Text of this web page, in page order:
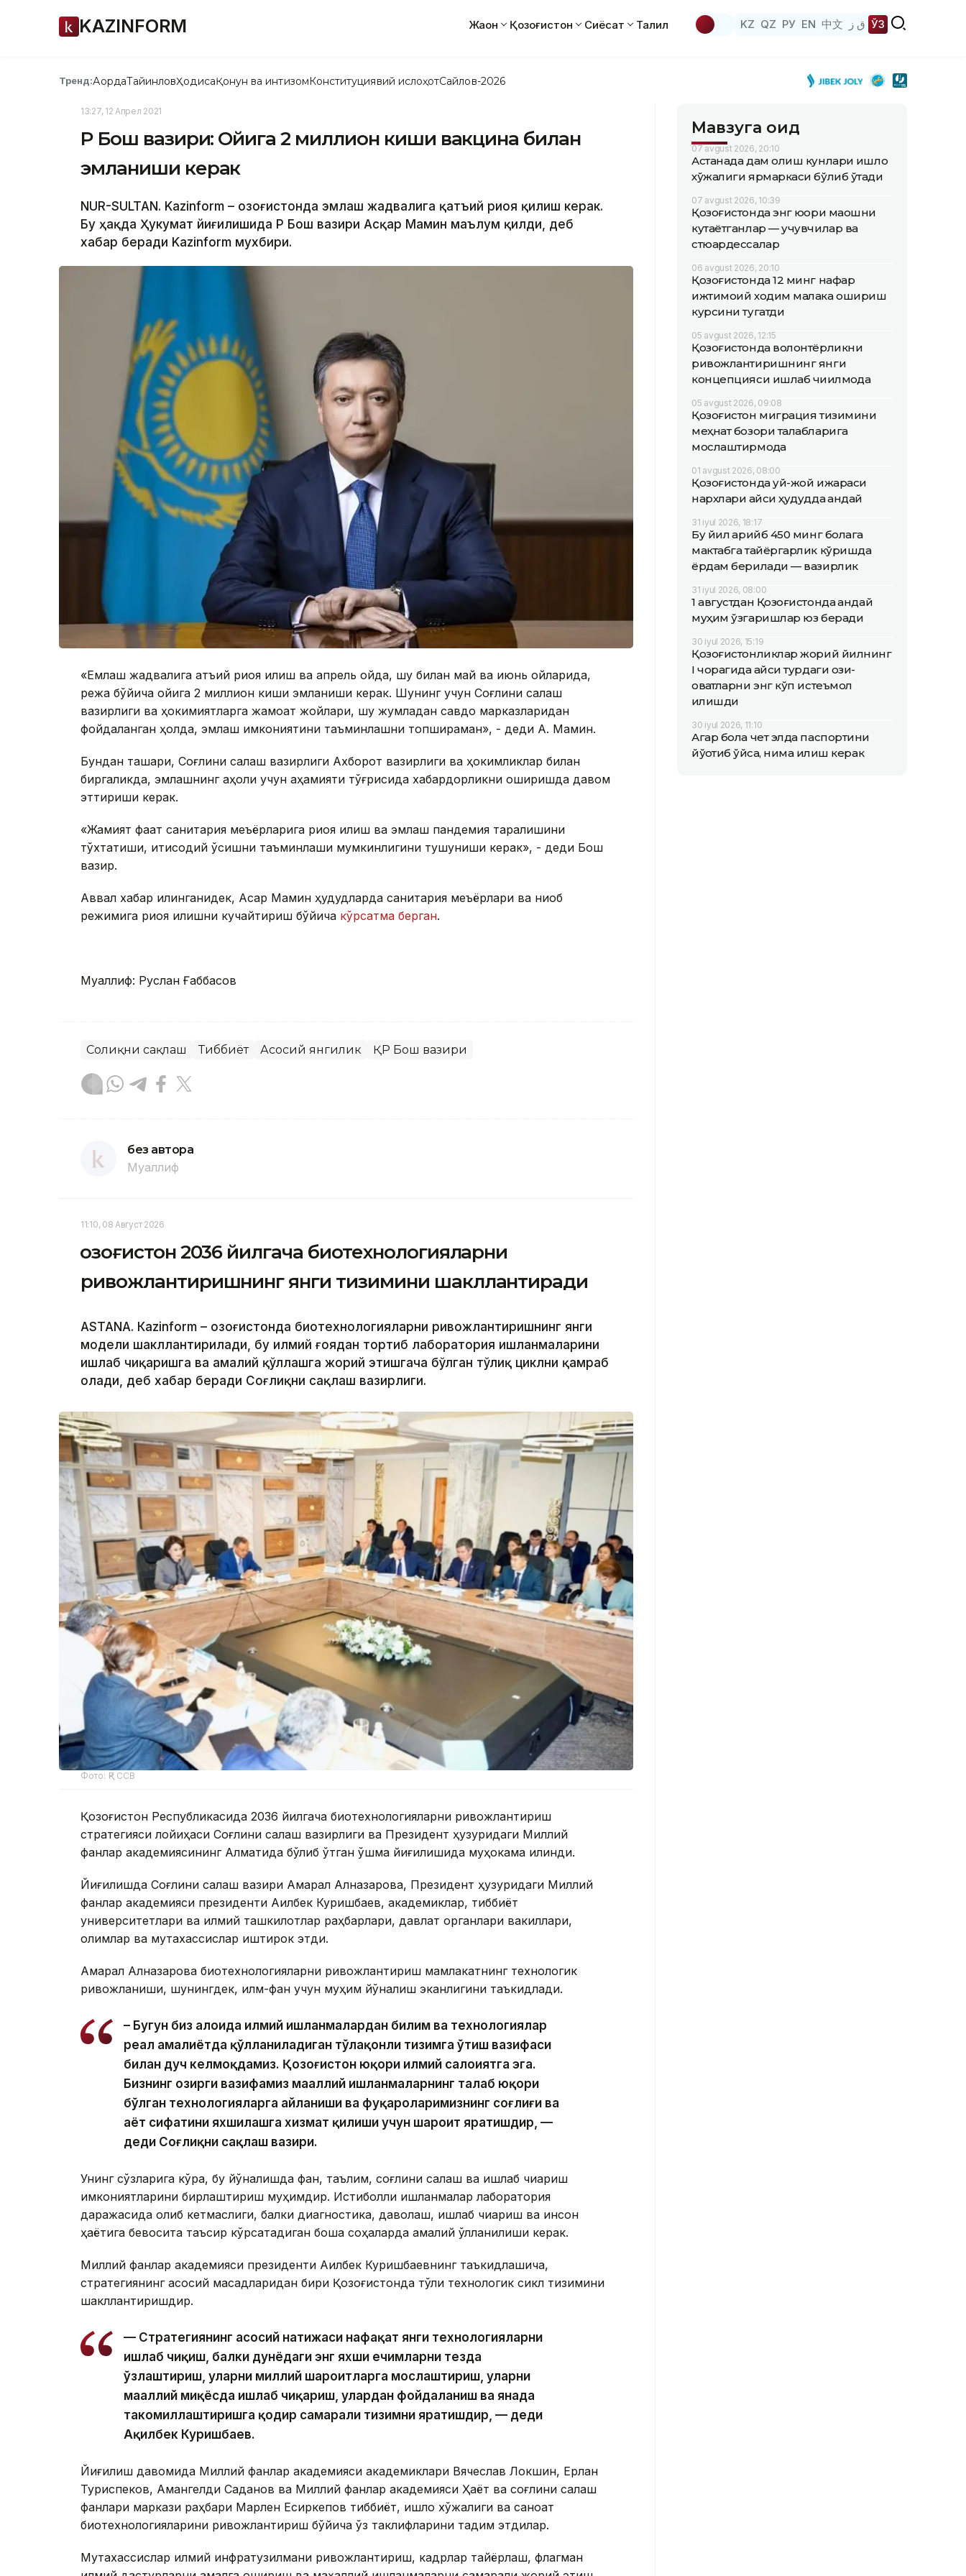
KAZINFORM Жаҳон Қозоғистон Сиёсат Таҳлил KZ QZ РУ EN 中文 ق ز ЎЗ
Тренд:АқордаТайинловҲодисаҚонун ва интизомКонституциявий ислоҳотСайлов-2026
13:27, 12 Апрел 2021
ҚР Бош вазири: Ойига 2 миллион киши вакцина билан
эмланиши керак
NUR-SULTAN. Kazinform – Қозоғистонда эмлаш жадвалига қатъий риоя қилиш керак.
Бу ҳақда Ҳукумат йиғилишида ҚР Бош вазири Асқар Мамин маълум қилди, деб
хабар беради Kazinform мухбири.
«Емлаш жадвалига қатъий риоя қилиш ва апрель ойда, шу билан май ва июнь ойларида,
режа бўйича ойига 2 миллион киши эмланиши керак. Шунинг учун Соғлиқни сақлаш
вазирлиги ва ҳокимиятларга жамоат жойлари, шу жумладан савдо марказларидан
фойдаланган ҳолда, эмлаш имкониятини таъминлашни топшираман», - деди А. Мамин.
Бундан ташқари, Соғлиқни сақлаш вазирлиги Ахборот вазирлиги ва ҳокимликлар билан
биргаликда, эмлашнинг аҳоли учун аҳамияти тўғрисида хабардорликни оширишда давом
эттириши керак.
«Жамият фақат санитария меъёрларига риоя қилиш ва эмлаш пандемия тарқалишини
тўхтатиши, иқтисодий ўсишни таъминлаши мумкинлигини тушуниши керак», - деди Бош
вазир.
Аввал хабар қилинганидек, Асқар Мамин ҳудудларда санитария меъёрлари ва ниқоб
режимига риоя қилишни кучайтириш бўйича кўрсатма берган.
Муаллиф: Руслан Ғаббасов
Соғлиқни сақлаш Тиббиёт Асосий янгилик ҚР Бош вазири
без автора
Муаллиф
11:10, 08 Август 2026
Қозоғистон 2036 йилгача биотехнологияларни
ривожлантиришнинг янги тизимини шакллантиради
ASTANА. Кazinform – Қозоғистонда биотехнологияларни ривожлантиришнинг янги
модели шакллантирилади, бу илмий ғоядан тортиб лаборатория ишланмаларини
ишлаб чиқаришга ва амалий қўллашга жорий этишгача бўлган тўлиқ циклни қамраб
олади, деб хабар беради Соғлиқни сақлаш вазирлиги.
Фото: ҚР ССВ
Қозоғистон Республикасида 2036 йилгача биотехнологияларни ривожлантириш
стратегияси лойиҳаси Соғлиқни сақлаш вазирлиги ва Президент ҳузуридаги Миллий
фанлар академиясининг Алматида бўлиб ўтган қўшма йиғилишида муҳокама қилинди.
Йиғилишда Соғлиқни сақлаш вазири Ақмарал Алназарова, Президент ҳузуридаги Миллий
фанлар академияси президенти Ақилбек Куришбаев, академиклар, тиббиёт
университетлари ва илмий ташкилотлар раҳбарлари, давлат органлари вакиллари,
олимлар ва мутахассислар иштирок этди.
Ақмарал Алназарова биотехнологияларни ривожлантириш мамлакатнинг технологик
ривожланиши, шунингдек, илм-фан учун муҳим йўналиш эканлигини таъкидлади.
– Бугун биз алоҳида илмий ишланмалардан билим ва технологиялар
реал амалиётда қўлланиладиган тўлақонли тизимга ўтиш вазифаси
билан дуч келмоқдамиз. Қозоғистон юқори илмий салоҳиятга эга.
Бизнинг ҳозирги вазифамиз маҳаллий ишланмаларнинг талаб юқори
бўлган технологияларга айланиши ва фуқароларимизнинг соғлиғи ва
ҳаёт сифатини яхшилашга хизмат қилиши учун шароит яратишдир, —
деди Соғлиқни сақлаш вазири.
Унинг сўзларига кўра, бу йўналишда фан, таълим, соғлиқни сақлаш ва ишлаб чиқариш
имкониятларини бирлаштириш муҳимдир. Истиқболли ишланмалар лаборатория
даражасида қолиб кетмаслиги, балки диагностика, даволаш, ишлаб чиқариш ва инсон
ҳаётига бевосита таъсир кўрсатадиган бошқа соҳаларда амалий қўлланилиши керак.
Миллий фанлар академияси президенти Ақилбек Куришбаевнинг таъкидлашича,
стратегиянинг асосий мақсадларидан бири Қозоғистонда тўлиқ технологик сикл тизимини
шакллантиришдир.
— Стратегиянинг асосий натижаси нафақат янги технологияларни
ишлаб чиқиш, балки дунёдаги энг яхши ечимларни тезда
ўзлаштириш, уларни миллий шароитларга мослаштириш, уларни
маҳаллий миқёсда ишлаб чиқариш, улардан фойдаланиш ва янада
такомиллаштиришга қодир самарали тизимни яратишдир, — деди
Ақилбек Куришбаев.
Йиғилиш давомида Миллий фанлар академияси академиклари Вячеслав Локшин, Ерлан
Туриспеков, Амангелди Саданов ва Миллий фанлар академияси Ҳаёт ва соғлиқни сақлаш
фанлари маркази раҳбари Марлен Есиркепов тиббиёт, қишлоқ хўжалиги ва саноат
биотехнологияларини ривожлантириш бўйича ўз таклифларини тақдим этдилар.
Мутахассислар илмий инфратузилмани ривожлантириш, кадрлар тайёрлаш, флагман
Мавзуга оид
07 avgust 2026, 20:10
Астанада дам олиш кунлари қишлоқ
хўжалиги ярмаркаси бўлиб ўтади
07 avgust 2026, 10:39
Қозоғистонда энг юқори маошни
кутаётганлар — учувчилар ва
стюардессалар
06 avgust 2026, 20:10
Қозоғистонда 12 минг нафар
ижтимоий ходим малака ошириш
курсини тугатди
05 avgust 2026, 12:15
Қозоғистонда волонтёрликни
ривожлантиришнинг янги
концепцияси ишлаб чиқилмоқда
05 avgust 2026, 09:08
Қозоғистон миграция тизимини
меҳнат бозори талабларига
мослаштирмоқда
01 avgust 2026, 08:00
Қозоғистонда уй-жой ижараси
нархлари қайси ҳудудда қандай
31 iyul 2026, 18:17
Бу йил қарийб 450 минг болага
мактабга тайёргарлик кўришда
ёрдам берилади — вазирлик
31 iyul 2026, 08:00
1 августдан Қозоғистонда қандай
муҳим ўзгаришлар юз беради
30 iyul 2026, 15:19
Қозоғистонликлар жорий йилнинг
I чорагида қайси турдаги озиқ-
овқатларни энг кўп истеъмол
қилишди
30 iyul 2026, 11:10
Агар бола чет элда паспортини
йўқотиб қўйса, нима қилиш керак